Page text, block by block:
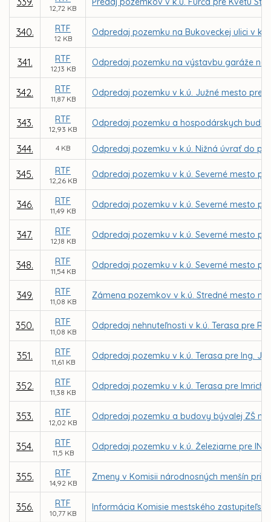
12,72 KB
340. RTF
12 KB
Odpredaj pozemku na Bukoveckej ulici v
341. RTF
12,13 KB
Odpredaj pozemku na výstavbu garáže na
342. RTF
11,87 KB
Odpredaj pozemku v k.ú. Južné mesto pre
343. RTF
12,93 KB
Odpredaj pozemku a hospodárskych
344. 4 KB Odpredaj pozemku v k.ú. Nižná úvrať do
345. RTF
12,26 KB
Odpredaj pozemku v k.ú. Severné mesto
346. RTF
11,49 KB
Odpredaj pozemku v k.ú. Severné mesto pre
347. RTF
12,18 KB
Odpredaj pozemku v k.ú. Severné mesto
348. RTF
11,54 KB
Odpredaj pozemku v k.ú. Severné mesto
349. RTF
11,08 KB
Zámena pozemkov v k.ú. Stredné mesto
350. RTF
11,08 KB
Odpredaj nehnuteľnosti v k.ú. Terasa pre
351. RTF
11,61 KB
Odpredaj pozemku v k.ú. Terasa pre Ing.
352. RTF
11,38 KB
Odpredaj pozemku v k.ú. Terasa pre
353. RTF
12,02 KB
Odpredaj pozemku a budovy bývalej ZŠ na
354. RTF
11,5 KB
Odpredaj pozemku v k.ú. Železiarne pre
355. RTF
14,92 KB
Zmeny v Komisii národnosných menšín pri
356. RTF
10,77 KB
Informácia Komisie mestského